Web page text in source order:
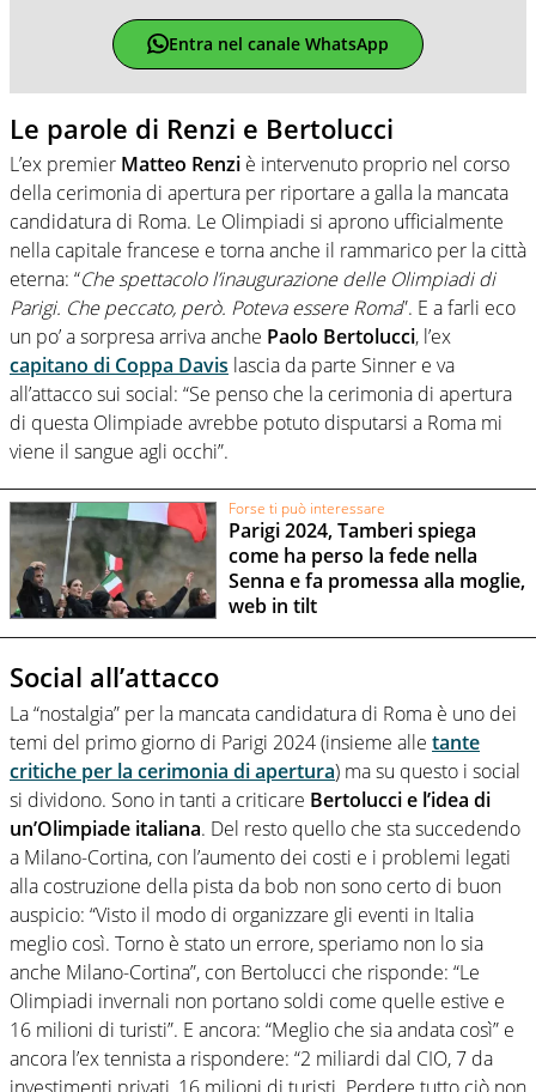
Entra nel canale WhatsApp
Le parole di Renzi e Bertolucci
L’ex premier Matteo Renzi è intervenuto proprio nel corso
della cerimonia di apertura per riportare a galla la mancata
candidatura di Roma. Le Olimpiadi si aprono ufficialmente
nella capitale francese e torna anche il rammarico per la città
eterna: “Che spettacolo l’inaugurazione delle Olimpiadi di
Parigi. Che peccato, però. Poteva essere Roma”. E a farli eco
un po’ a sorpresa arriva anche Paolo Bertolucci, l’ex
capitano di Coppa Davis lascia da parte Sinner e va
all’attacco sui social: “Se penso che la cerimonia di apertura
di questa Olimpiade avrebbe potuto disputarsi a Roma mi
viene il sangue agli occhi”.
Forse ti può interessare
Parigi 2024, Tamberi spiega
come ha perso la fede nella
Senna e fa promessa alla moglie,
web in tilt
Social all’attacco
La “nostalgia” per la mancata candidatura di Roma è uno dei
temi del primo giorno di Parigi 2024 (insieme alle tante
critiche per la cerimonia di apertura) ma su questo i social
si dividono. Sono in tanti a criticare Bertolucci e l’idea di
un’Olimpiade italiana. Del resto quello che sta succedendo
a Milano-Cortina, con l’aumento dei costi e i problemi legati
alla costruzione della pista da bob non sono certo di buon
auspicio: “Visto il modo di organizzare gli eventi in Italia
meglio così. Torno è stato un errore, speriamo non lo sia
anche Milano-Cortina”, con Bertolucci che risponde: “Le
Olimpiadi invernali non portano soldi come quelle estive e
16 milioni di turisti”. E ancora: “Meglio che sia andata così” e
ancora l’ex tennista a rispondere: “2 miliardi dal CIO, 7 da